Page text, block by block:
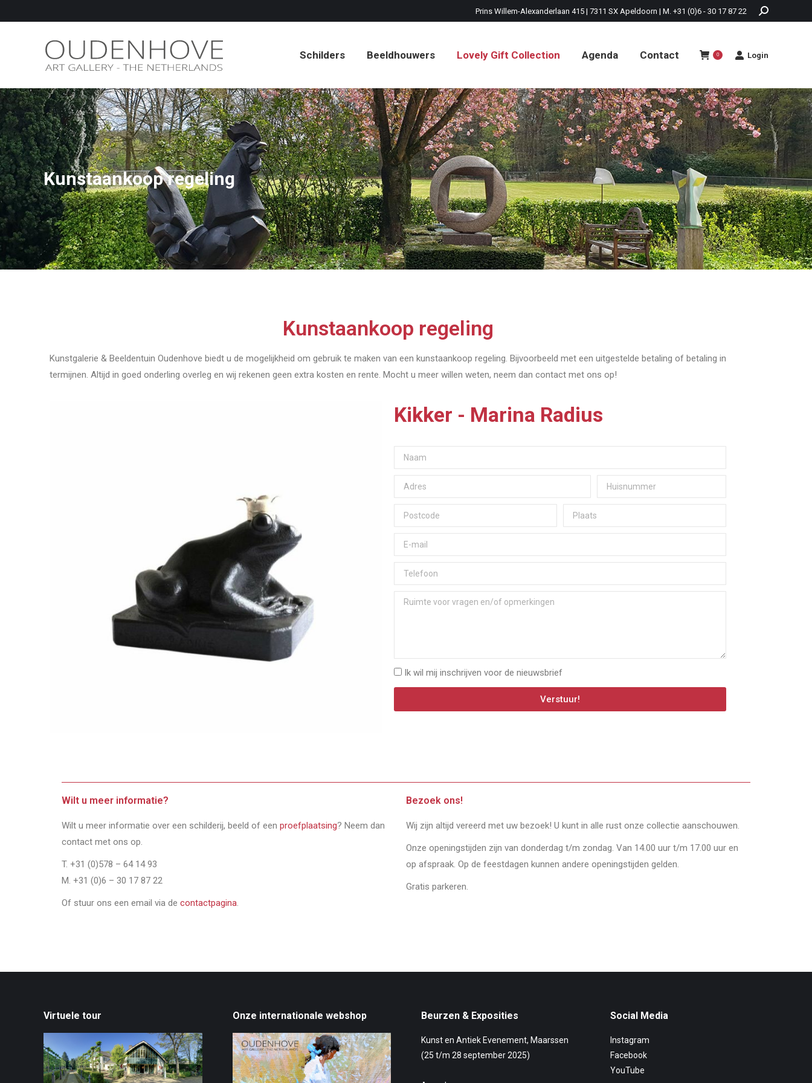
Prins Willem-Alexanderlaan 415 | 7311 SX Apeldoorn | M. +31 (0)6 - 30 17 87 22
Schilders Beeldhouwers Lovely Gift Collection Agenda Contact 0 Login
Kunstaankoop regeling
Kunstaankoop regeling
Kunstgalerie & Beeldentuin Oudenhove biedt u de mogelijkheid om gebruik te maken van een kunstaankoop regeling. Bijvoorbeeld met een uitgestelde betaling of betaling in
termijnen. Altijd in goed onderling overleg en wij rekenen geen extra kosten en rente. Mocht u meer willen weten, neem dan contact met ons op!
Kikker - Marina Radius
Ik wil mij inschrijven voor de nieuwsbrief
Verstuur!
Wilt u meer informatie?
Wilt u meer informatie over een schilderij, beeld of een proefplaatsing? Neem dan
contact met ons op.
T. +31 (0)578 – 64 14 93
M. +31 (0)6 – 30 17 87 22
Of stuur ons een email via de contactpagina.
Bezoek ons!
Wij zijn altijd vereerd met uw bezoek! U kunt in alle rust onze collectie aanschouwen.
Onze openingstijden zijn van donderdag t/m zondag. Van 14.00 uur t/m 17.00 uur en
op afspraak. Op de feestdagen kunnen andere openingstijden gelden.
Gratis parkeren.
Virtuele tour Onze internationale webshop Beurzen & Exposities
Kunst en Antiek Evenement, Maarssen
(25 t/m 28 september 2025)
Social Media
Instagram
Facebook
YouTube
Schilders Beeldhouwers Lovely Gift Collection Agenda Contact Login